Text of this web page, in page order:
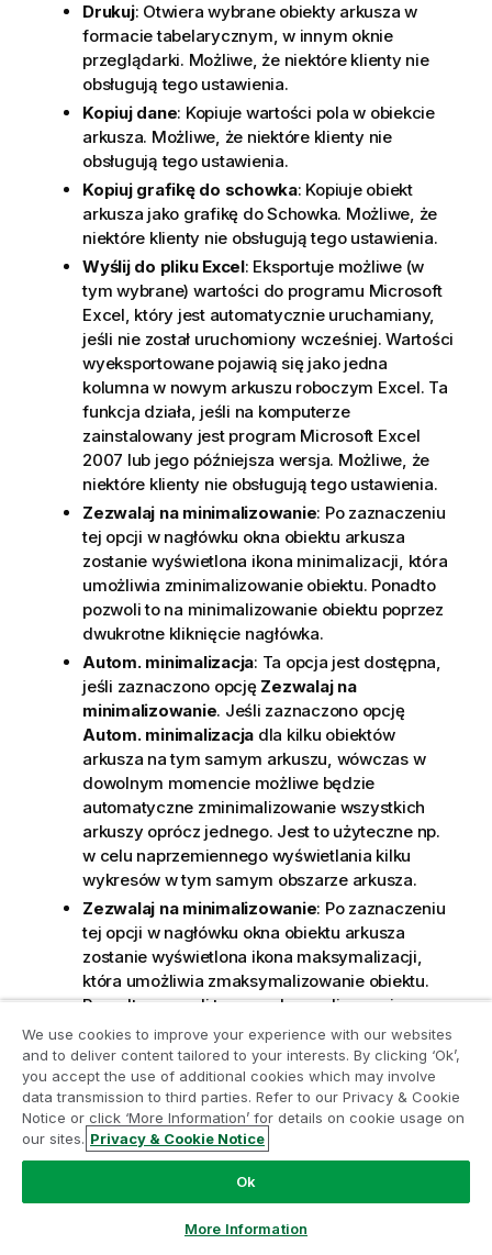
Drukuj: Otwiera wybrane obiekty arkusza w
formacie tabelarycznym, w innym oknie
przeglądarki. Możliwe, że niektóre klienty nie
obsługują tego ustawienia.
Kopiuj dane: Kopiuje wartości pola w obiekcie
arkusza. Możliwe, że niektóre klienty nie
obsługują tego ustawienia.
Kopiuj grafikę do schowka: Kopiuje obiekt
arkusza jako grafikę do Schowka. Możliwe, że
niektóre klienty nie obsługują tego ustawienia.
Wyślij do pliku Excel: Eksportuje możliwe (w
tym wybrane) wartości do programu Microsoft
Excel, który jest automatycznie uruchamiany,
jeśli nie został uruchomiony wcześniej. Wartości
wyeksportowane pojawią się jako jedna
kolumna w nowym arkuszu roboczym Excel. Ta
funkcja działa, jeśli na komputerze
zainstalowany jest program Microsoft Excel
2007 lub jego późniejsza wersja. Możliwe, że
niektóre klienty nie obsługują tego ustawienia.
Zezwalaj na minimalizowanie: Po zaznaczeniu
tej opcji w nagłówku okna obiektu arkusza
zostanie wyświetlona ikona minimalizacji, która
umożliwia zminimalizowanie obiektu. Ponadto
pozwoli to na minimalizowanie obiektu poprzez
dwukrotne kliknięcie nagłówka.
Autom. minimalizacja: Ta opcja jest dostępna,
jeśli zaznaczono opcję Zezwalaj na
minimalizowanie. Jeśli zaznaczono opcję
Autom. minimalizacja dla kilku obiektów
arkusza na tym samym arkuszu, wówczas w
dowolnym momencie możliwe będzie
automatyczne zminimalizowanie wszystkich
arkuszy oprócz jednego. Jest to użyteczne np.
w celu naprzemiennego wyświetlania kilku
wykresów w tym samym obszarze arkusza.
Zezwalaj na minimalizowanie: Po zaznaczeniu
tej opcji w nagłówku okna obiektu arkusza
zostanie wyświetlona ikona maksymalizacji,
która umożliwia zmaksymalizowanie obiektu.
Ponadto pozwoli to na maksymalizowanie
obiektu poprzez dwukrotne kliknięcie nagłówka.
Jeśli zaznaczono obydwie opcje,Zezwalaj na
minimalizowanieiZezwalaj na
maksymalizowanie, wówczas dwukrotne
kliknięcie spowoduje minimalizację obiektu.
Tekst pomocy: Tutaj można wprowadzić tekst
pomocy, który będzie wyświetlany w
wyskakującym okienku. Ta opcja jest
niedostępna na poziomie dokumentu. Wartość
Dołącz do Programu Modernizacji
Analityki
Przeprowadź modernizację bez szkody dla Twoich
cennych aplikacji QlikView za pomocą programu
Analytics Modernization Program.
uzyskać więcej informacji lub skontaktuj się z nami:
ampquestions@qlik.com
We use cookies to improve your experience with our websites
and to deliver content tailored to your interests. By clicking ‘Ok’,
you accept the use of additional cookies which may involve
data transmission to third parties. Refer to our Privacy & Cookie
Notice or click ‘More Information’ for details on cookie usage on
our sites. Privacy & Cookie Notice
Ok
More Information